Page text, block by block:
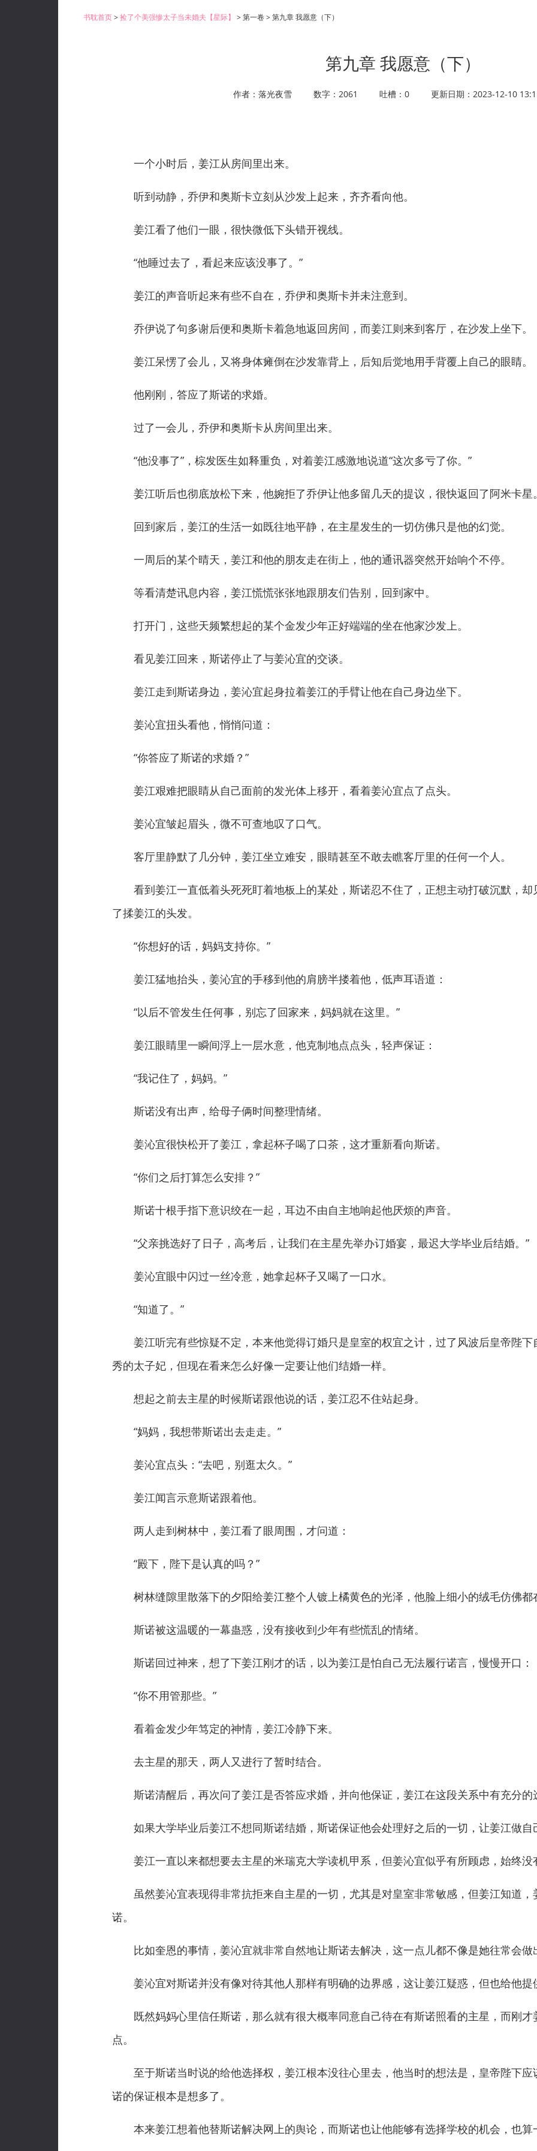
书耽首页>捡了个美强惨太子当未婚夫【星际】 > 第一卷 > 第九章 我愿意（下）
第九章 我愿意（下）
作者：落光夜雪 数字：2061 吐槽：0 更新日期：2023-12-10
一个小时后，姜江从房间里出来。
听到动静，乔伊和奥斯卡立刻从沙发上起来，齐齐看向他。
姜江看了他们一眼，很快微低下头错开视线。
“他睡过去了，看起来应该没事了。”
姜江的声音听起来有些不自在，乔伊和奥斯卡并未注意到。
乔伊说了句多谢后便和奥斯卡着急地返回房间，而姜江则来到客厅，在沙发上坐下。
姜江呆愣了会儿，又将身体瘫倒在沙发靠背上，后知后觉地用手背覆上自己的眼睛。
他刚刚，答应了斯诺的求婚。
过了一会儿，乔伊和奥斯卡从房间里出来。
“他没事了”，棕发医生如释重负，对着姜江感激地说道“这次多亏了你。”
姜江听后也彻底放松下来，他婉拒了乔伊让他多留几天的提议，很快返回了阿米卡星
回到家后，姜江的生活一如既往地平静，在主星发生的一切仿佛只是他的幻觉。
一周后的某个晴天，姜江和他的朋友走在街上，他的通讯器突然开始响个不停。
等看清楚讯息内容，姜江慌慌张张地跟朋友们告别，回到家中。
打开门，这些天频繁想起的某个金发少年正好端端的坐在他家沙发上。
看见姜江回来，斯诺停止了与姜沁宜的交谈。
姜江走到斯诺身边，姜沁宜起身拉着姜江的手臂让他在自己身边坐下。
姜沁宜扭头看他，悄悄问道：
“你答应了斯诺的求婚？”
姜江艰难把眼睛从自己面前的发光体上移开，看着姜沁宜点了点头。
姜沁宜皱起眉头，微不可查地叹了口气。
客厅里静默了几分钟，姜江坐立难安，眼睛甚至不敢去瞧客厅里的任何一个人。
看到姜江一直低着头死死盯着地板上的某处，斯诺忍不住了，正想主动打破沉默，却
了揉姜江的头发。
“你想好的话，妈妈支持你。”
姜江猛地抬头，姜沁宜的手移到他的肩膀半搂着他，低声耳语道：
“以后不管发生任何事，别忘了回家来，妈妈就在这里。”
姜江眼睛里一瞬间浮上一层水意，他克制地点点头，轻声保证：
“我记住了，妈妈。”
斯诺没有出声，给母子俩时间整理情绪。
姜沁宜很快松开了姜江，拿起杯子喝了口茶，这才重新看向斯诺。
“你们之后打算怎么安排？”
斯诺十根手指下意识绞在一起，耳边不由自主地响起他厌烦的声音。
“父亲挑选好了日子，高考后，让我们在主星先举办订婚宴，最迟大学毕业后结婚。”
姜沁宜眼中闪过一丝冷意，她拿起杯子又喝了一口水。
“知道了。”
姜江听完有些惊疑不定，本来他觉得订婚只是皇室的权宜之计，过了风波后皇帝陛下
秀的太子妃，但现在看来怎么好像一定要让他们结婚一样。
想起之前去主星的时候斯诺跟他说的话，姜江忍不住站起身。
“妈妈，我想带斯诺出去走走。”
姜沁宜点头：“去吧，别逛太久。”
姜江闻言示意斯诺跟着他。
两人走到树林中，姜江看了眼周围，才问道：
“殿下，陛下是认真的吗？”
树林缝隙里散落下的夕阳给姜江整个人镀上橘黄色的光泽，他脸上细小的绒毛仿佛都
斯诺被这温暖的一幕蛊惑，没有接收到少年有些慌乱的情绪。
斯诺回过神来，想了下姜江刚才的话，以为姜江是怕自己无法履行诺言，慢慢开口：
“你不用管那些。”
看着金发少年笃定的神情，姜江冷静下来。
去主星的那天，两人又进行了暂时结合。
斯诺清醒后，再次问了姜江是否答应求婚，并向他保证，姜江在这段关系中有充分的
如果大学毕业后姜江不想同斯诺结婚，斯诺保证他会处理好之后的一切，让姜江做自
姜江一直以来都想要去主星的米瑞克大学读机甲系，但姜沁宜似乎有所顾虑，始终没
虽然姜沁宜表现得非常抗拒来自主星的一切，尤其是对皇室非常敏感，但姜江知道，
诺。
比如奎恩的事情，姜沁宜就非常自然地让斯诺去解决，这一点儿都不像是她往常会做
姜沁宜对斯诺并没有像对待其他人那样有明确的边界感，这让姜江疑惑，但也给他提
既然妈妈心里信任斯诺，那么就有很大概率同意自己待在有斯诺照看的主星，而刚才
点。
至于斯诺当时说的给他选择权，姜江根本没往心里去，他当时的想法是，皇帝陛下应
诺的保证根本是想多了。
本来姜江想着他替斯诺解决网上的舆论，而斯诺也让他能够有选择学校的机会，也算